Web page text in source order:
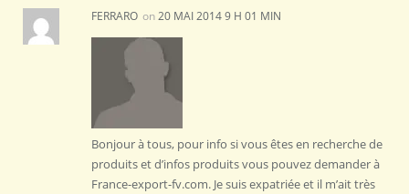
FERRARO on20 MAI 2014 9 H 01 MIN
Bonjour à tous, pour info si vous êtes en recherche de
produits et d’infos produits vous pouvez demander à
France-export-fv.com. Je suis expatriée et il m’ait très